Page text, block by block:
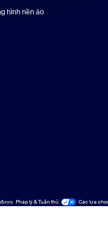
hình nền ảoNền ảo Zoom
Pháp lý & Tuân thủ Các lựa